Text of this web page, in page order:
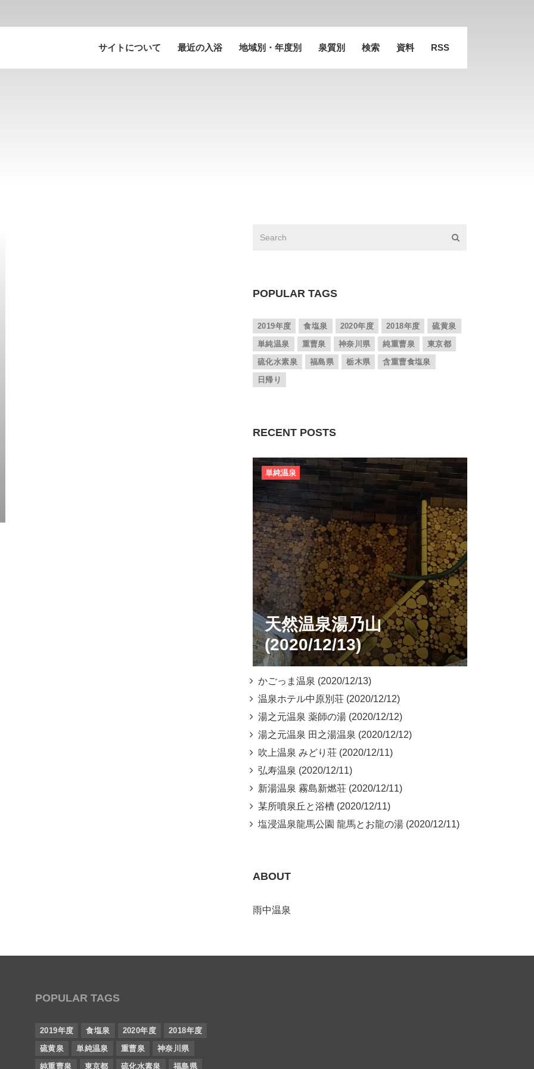
サイトについて 最近の入浴 地域別・年度別 泉質別 検索 資料 RSS
POPULAR TAGS
2019年度 食塩泉 2020年度 2018年度
硫黄泉
単純温泉
重曹泉 神奈川県 純重曹泉
東京都
硫化水素泉
福島県 栃木県
含重曹食塩泉
日帰り
RECENT POSTS
天然温泉湯乃山
(2020/12/13)
単純温泉
かごっま温泉 (2020/12/13)
温泉ホテル中原別荘 (2020/12/12)
湯之元温泉 薬師の湯 (2020/12/12)
湯之元温泉 田之湯温泉 (2020/12/12)
吹上温泉 みどり荘 (2020/12/11)
弘寿温泉 (2020/12/11)
新湯温泉 霧島新燃荘 (2020/12/11)
某所噴泉丘と浴槽 (2020/12/11)
塩浸温泉龍馬公園 龍馬とお龍の湯 (2020/12/11)
ABOUT
雨中温泉
POPULAR TAGS
2019年度 食塩泉 2020年度
2018年度
硫黄泉
単純温泉 重曹泉
神奈川県
純重曹泉
東京都 硫化水素泉 福島県